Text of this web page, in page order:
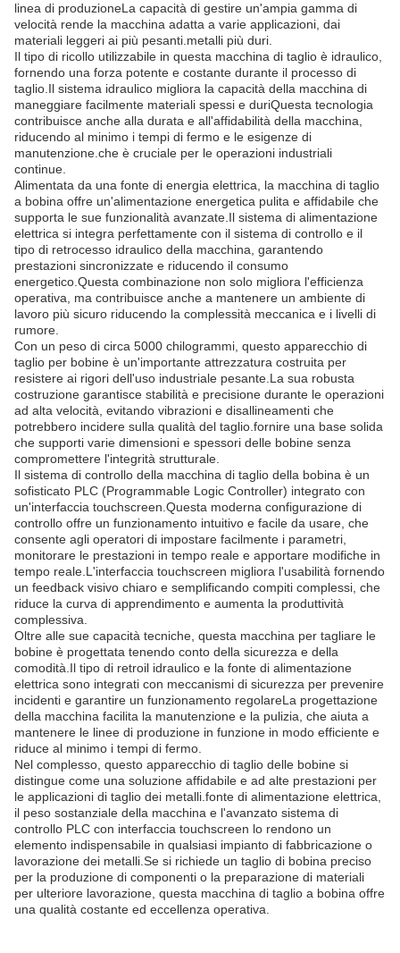
linea di produzioneLa capacità di gestire un'ampia gamma di
velocità rende la macchina adatta a varie applicazioni, dai
materiali leggeri ai più pesanti.metalli più duri.
Il tipo di ricollo utilizzabile in questa macchina di taglio è idraulico,
fornendo una forza potente e costante durante il processo di
taglio.Il sistema idraulico migliora la capacità della macchina di
maneggiare facilmente materiali spessi e duriQuesta tecnologia
contribuisce anche alla durata e all'affidabilità della macchina,
riducendo al minimo i tempi di fermo e le esigenze di
manutenzione.che è cruciale per le operazioni industriali
continue.
Alimentata da una fonte di energia elettrica, la macchina di taglio
a bobina offre un'alimentazione energetica pulita e affidabile che
supporta le sue funzionalità avanzate.Il sistema di alimentazione
elettrica si integra perfettamente con il sistema di controllo e il
tipo di retrocesso idraulico della macchina, garantendo
prestazioni sincronizzate e riducendo il consumo
energetico.Questa combinazione non solo migliora l'efficienza
operativa, ma contribuisce anche a mantenere un ambiente di
lavoro più sicuro riducendo la complessità meccanica e i livelli di
rumore.
Con un peso di circa 5000 chilogrammi, questo apparecchio di
taglio per bobine è un'importante attrezzatura costruita per
resistere ai rigori dell'uso industriale pesante.La sua robusta
costruzione garantisce stabilità e precisione durante le operazioni
ad alta velocità, evitando vibrazioni e disallineamenti che
potrebbero incidere sulla qualità del taglio.fornire una base solida
che supporti varie dimensioni e spessori delle bobine senza
compromettere l'integrità strutturale.
Il sistema di controllo della macchina di taglio della bobina è un
sofisticato PLC (Programmable Logic Controller) integrato con
un'interfaccia touchscreen.Questa moderna configurazione di
controllo offre un funzionamento intuitivo e facile da usare, che
consente agli operatori di impostare facilmente i parametri,
monitorare le prestazioni in tempo reale e apportare modifiche in
tempo reale.L'interfaccia touchscreen migliora l'usabilità fornendo
un feedback visivo chiaro e semplificando compiti complessi, che
riduce la curva di apprendimento e aumenta la produttività
complessiva.
Oltre alle sue capacità tecniche, questa macchina per tagliare le
bobine è progettata tenendo conto della sicurezza e della
comodità.Il tipo di retroil idraulico e la fonte di alimentazione
elettrica sono integrati con meccanismi di sicurezza per prevenire
incidenti e garantire un funzionamento regolareLa progettazione
della macchina facilita la manutenzione e la pulizia, che aiuta a
mantenere le linee di produzione in funzione in modo efficiente e
riduce al minimo i tempi di fermo.
Nel complesso, questo apparecchio di taglio delle bobine si
distingue come una soluzione affidabile e ad alte prestazioni per
le applicazioni di taglio dei metalli.fonte di alimentazione elettrica,
il peso sostanziale della macchina e l'avanzato sistema di
controllo PLC con interfaccia touchscreen lo rendono un
elemento indispensabile in qualsiasi impianto di fabbricazione o
lavorazione dei metalli.Se si richiede un taglio di bobina preciso
per la produzione di componenti o la preparazione di materiali
per ulteriore lavorazione, questa macchina di taglio a bobina offre
una qualità costante ed eccellenza operativa.